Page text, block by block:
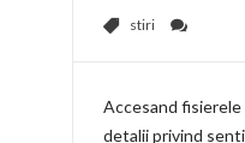
stiri
Accesand
detalii privind